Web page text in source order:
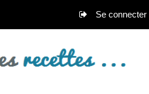
Se connecter